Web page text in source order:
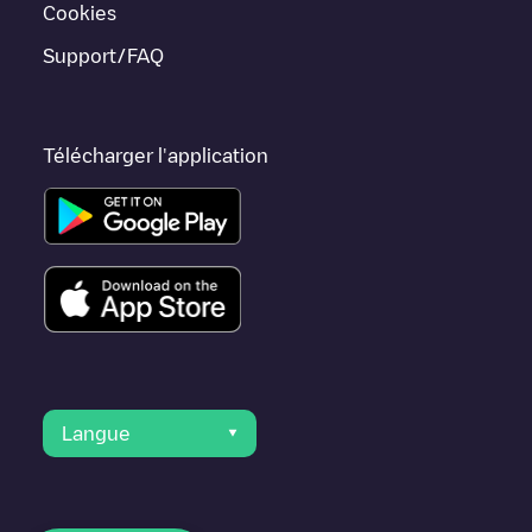
Cookies
Support/FAQ
Télécharger l'application
Langue